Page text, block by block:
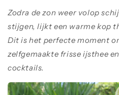
Zodra de zon weer volop
stijgen, lijkt een warme kop
Dit is het perfecte moment
zelfgemaakte frisse ijsthee
cocktails.